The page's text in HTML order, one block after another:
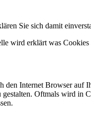
Sie sich damit
wird erklärt was
Internet Browser auf
Oftmals wird in